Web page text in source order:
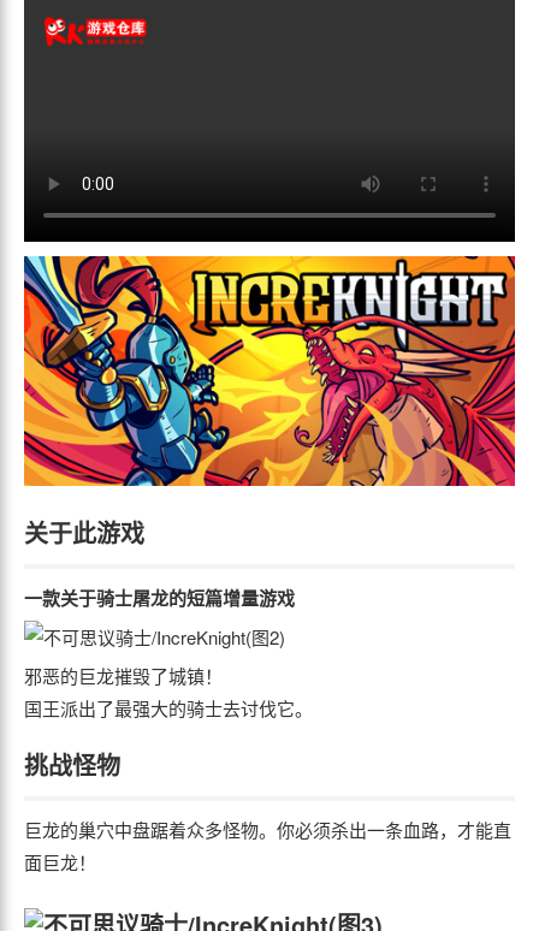
关于此游戏
一款关于骑士屠龙的短篇增量游戏
邪恶的巨龙摧毁了城镇！
国王派出了最强大的骑士去讨伐它。
挑战怪物
巨龙的巢穴中盘踞着众多怪物。你必须杀出一条血路，才能直
面巨龙！